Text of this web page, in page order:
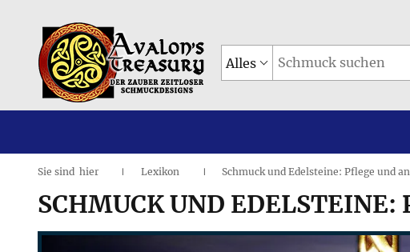
Alles
Sie sind hier | Lexikon I Schmuck und Edelsteine: Pflege und
SCHMUCK UND EDELSTEINE: